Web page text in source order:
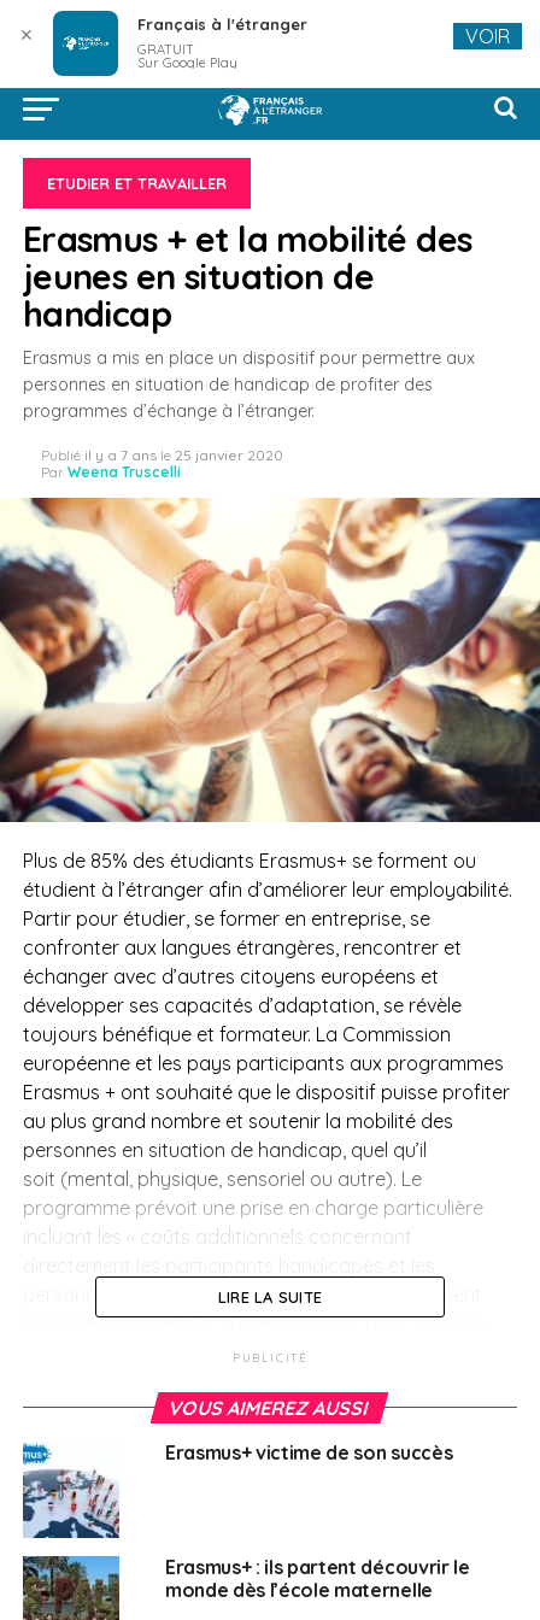
ETUDIER ET TRAVAILLER
Erasmus + et la mobilité des
jeunes en situation de
handicap
Erasmus a mis en place un dispositif pour permettre aux
personnes en situation de handicap de profiter des
programmes d’échange à l’étranger.
Publié il y a 7 ans le 25 janvier 2020
Par Weena Truscelli
Plus de 85% des étudiants Erasmus+ se forment ou
étudient à l’étranger afin d’améliorer leur employabilité.
Partir pour étudier, se former en entreprise, se
confronter aux langues étrangères, rencontrer et
échanger avec d’autres citoyens européens et
développer ses capacités d’adaptation, se révèle
toujours bénéfique et formateur. La Commission
européenne et les pays participants aux programmes
Erasmus + ont souhaité que le dispositif puisse profiter
au plus grand nombre et soutenir la mobilité des
personnes en situation de handicap, quel qu’il
soit (mental, physique, sensoriel ou autre). Le
programme prévoit une prise en charge particulière
incluant les « coûts additionnels concernant
personnes qui les accompagnent ». Il est également
possible de bénéficier d’une aide pour avoir accès à
des soutiens techniques et pédagogiques adaptés.
À l’étranger beaucoup d’universités ont des services
référence ces services en Europe est disponible sur
lesitede l’agence européenne pour l’éducation
inclusive et adaptée « European Agency for Special
organisme indépendant qui sert de plateforme de
collaboration aux 29 pays membres dans le domaine
LIRE LA SUITE
PUBLICITÉ
VOUS AIMEREZ AUSSI
Erasmus+ victime de son succès
Erasmus+ : ils partent découvrir le
monde dès l’école maternelle
✕ Français à l'étranger
GRATUIT
Sur Google Play
VOIR